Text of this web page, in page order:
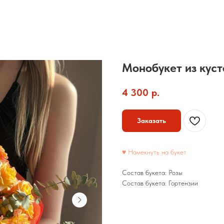
Монобукет из
4 300 р.
Заказать
♥ Намекнуть на букет
Состав букета: Розы
Состав букета: Гортензии